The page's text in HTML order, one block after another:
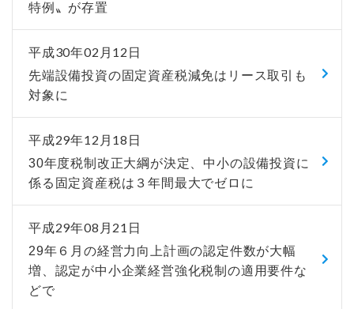
特例〟が存置
平成30年02月12日
先端設備投資の固定資産税減免はリース取引も
対象に
平成29年12月18日
30年度税制改正大綱が決定、中小の設備投資に
係る固定資産税は３年間最大でゼロに
平成29年08月21日
29年６月の経営力向上計画の認定件数が大幅
増、認定が中小企業経営強化税制の適用要件な
どで